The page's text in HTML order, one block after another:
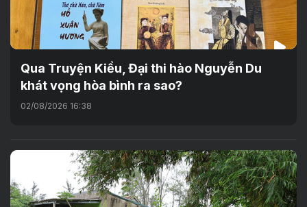
Qua Truyện Kiều, Đại thi hào Nguyễn Du
khát vọng hòa bình ra sao?
02/08/2026 16:38